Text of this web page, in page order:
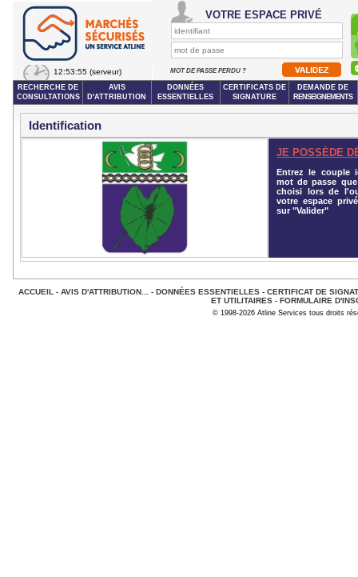
12:53:55 (serveur)
VOTRE ESPACE PRIVÉ
MOT DE PASSE PERDU ?
RECHERCHE DE
CONSULTATIONS
AVIS
D'ATTRIBUTION
DONNÉES
ESSENTIELLES
CERTIFICATS DE
SIGNATURE
DEMANDE DE
RENSEIGNEMENTS
Identification
JE POSSÈDE
Entrez le couple
mot de passe
choisi lors de
votre espace
sur "Valider"
ACCUEIL - AVIS D'ATTRIBUTION... - DONNÉES ESSENTIELLES- CERTIFICAT DE
ET UTILITAIRES - FORMULAIRE
© 1998-2026 Atline Services tous droits